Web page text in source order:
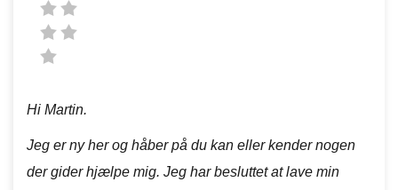
Hi Martin.
Jeg er ny her og håber på du kan eller kender nogen
der gider hjælpe mig. Jeg har besluttet at lave min